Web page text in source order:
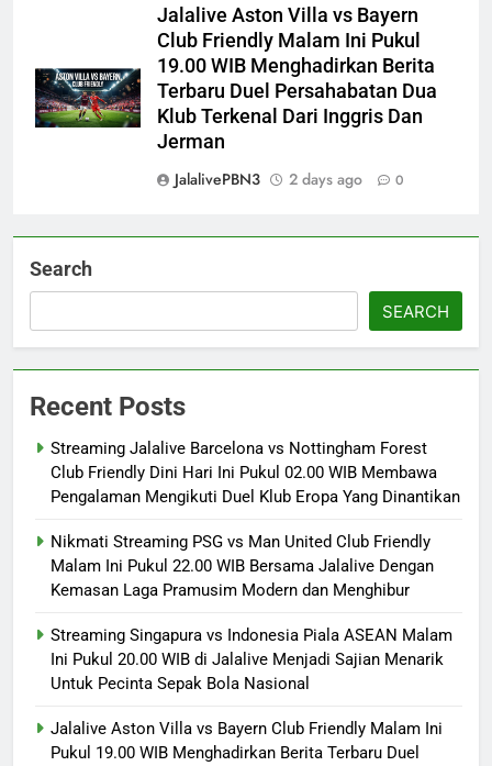
Jalalive Aston Villa vs Bayern
Club Friendly Malam Ini Pukul
19.00 WIB Menghadirkan Berita
Terbaru Duel Persahabatan Dua
Klub Terkenal Dari Inggris Dan
Jerman
JalalivePBN3
2 days ago 0
Search
SEARCH
Recent Posts
Streaming Jalalive Barcelona vs Nottingham Forest
Club Friendly Dini Hari Ini Pukul 02.00 WIB Membawa
Pengalaman Mengikuti Duel Klub Eropa Yang Dinantikan
Nikmati Streaming PSG vs Man United Club Friendly
Malam Ini Pukul 22.00 WIB Bersama Jalalive Dengan
Kemasan Laga Pramusim Modern dan Menghibur
Streaming Singapura vs Indonesia Piala ASEAN Malam
Ini Pukul 20.00 WIB di Jalalive Menjadi Sajian Menarik
Untuk Pecinta Sepak Bola Nasional
Jalalive Aston Villa vs Bayern Club Friendly Malam Ini
Pukul 19.00 WIB Menghadirkan Berita Terbaru Duel